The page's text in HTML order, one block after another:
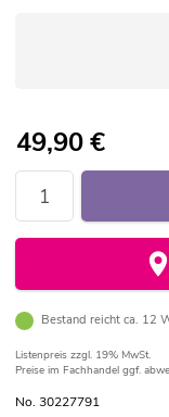
49,90€
Bestand reicht ca. 12
Listenpreis zzgl. 19% MwSt.
Preise im Fachhandel ggf.
No. 30227791